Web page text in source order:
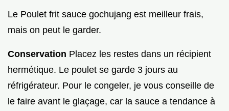
Le Poulet frit sauce gochujang est meilleur frais,
mais on peut le garder.
Conservation Placez les restes dans un récipient
hermétique. Le poulet se garde 3 jours au
réfrigérateur. Pour le congeler, je vous conseille de
le faire avant le glaçage, car la sauce a tendance à